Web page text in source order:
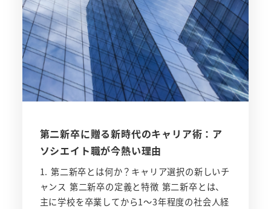
第二新卒に贈る新時代のキャリア術：ア
ソシエイト職が今熱い理由
1. 第二新卒とは何か？キャリア選択の新しいチ
ャンス 第二新卒の定義と特徴 第二新卒とは、
主に学校を卒業してから1～3年程度の社会人経